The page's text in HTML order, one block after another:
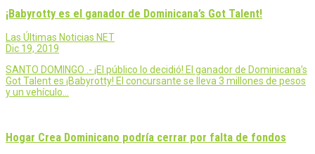
¡Babyrotty es el ganador de Dominicana’s Got Talent!
Las Últimas Noticias NET
Dic 19, 2019
SANTO DOMINGO .- ¡El público lo decidió! El ganador de Dominicana’s
Got Talent es ¡Babyrotty! El concursante se lleva 3 millones de pesos
y un vehículo…
Hogar Crea Dominicano podría cerrar por falta de fondos